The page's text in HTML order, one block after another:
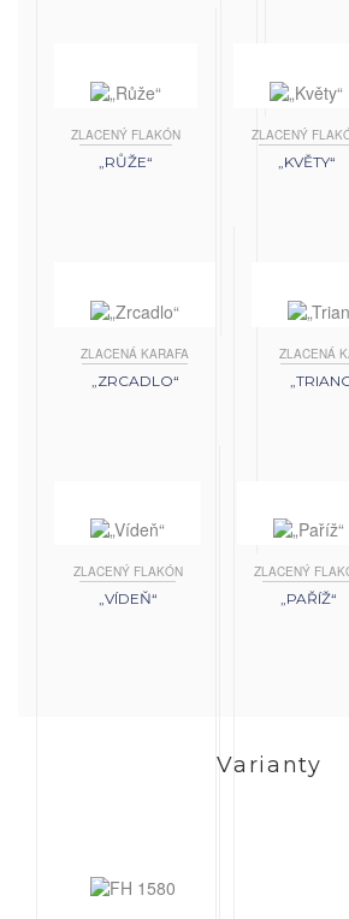
ZLACENÝ FLAKÓN
„RŮŽE“
ZLACENÝ
„KVĚTY“
ZLACENÁ KARAFA
„ZRCADLO“
ZLACENÁ
ZLACENÝ FLAKÓN
„VÍDEŇ“
ZLACENÝ
„PAŘÍŽ“
Varianty